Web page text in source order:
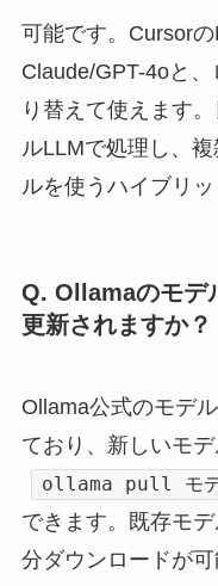
可能です。Cursor
Claude/GPT-4oと
り替えて使えます
ルLLMで処理し、
ルを使うハイブリッ
Q. Ollamaのモデ
更新されますか？
Ollama公式のモデ
ており、新しいモ
ollama pull モデ
できます。既存モ
分ダウンロードが可